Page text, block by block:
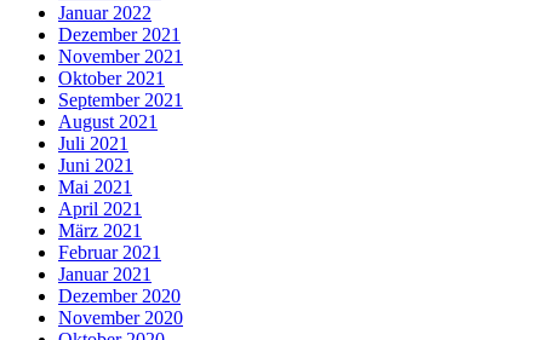
Januar 2022
Dezember 2021
November 2021
Oktober 2021
September 2021
August 2021
Juli 2021
Juni 2021
Mai 2021
April 2021
März 2021
Februar 2021
Januar 2021
Dezember 2020
November 2020